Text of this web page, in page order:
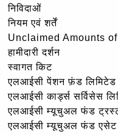
निविदाओं
नियम एवं शर्तें
Unclaimed Amounts
हामीदारी दर्शन
स्वागत किट
एलआईसी पेंशन फ़ंड लिमिटेड
एलआईसी कार्ड्स सर्विसेस
एलआईसी म्यूचुअल फंड
एलआईसी म्यूचुअल फंड एसेट